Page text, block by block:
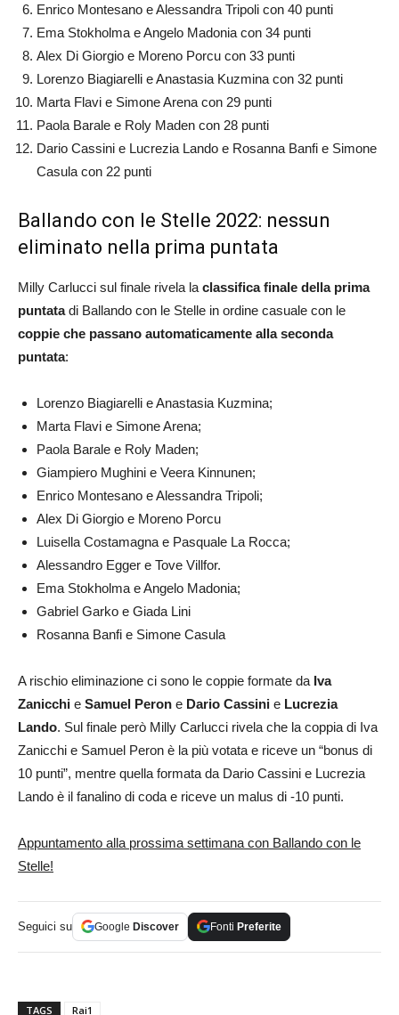
Enrico Montesano e Alessandra Tripoli con 40 punti
Ema Stokholma e Angelo Madonia con 34 punti
Alex Di Giorgio e Moreno Porcu con 33 punti
Lorenzo Biagiarelli e Anastasia Kuzmina con 32 punti
Marta Flavi e Simone Arena con 29 punti
Paola Barale e Roly Maden con 28 punti
Dario Cassini e Lucrezia Lando e Rosanna Banfi e Simone
Casula con 22 punti
Ballando con le Stelle 2022: nessun
eliminato nella prima puntata
Milly Carlucci sul finale rivela la classifica finale della prima
puntatadi Ballando con le Stelle in ordine casuale con le
coppie che passano automaticamente alla seconda
puntata:
Lorenzo Biagiarelli e Anastasia Kuzmina;
Marta Flavi e Simone Arena;
Paola Barale e Roly Maden;
Giampiero Mughini e Veera Kinnunen;
Enrico Montesano e Alessandra Tripoli;
Alex Di Giorgio e Moreno Porcu
Luisella Costamagna e Pasquale La Rocca;
Alessandro Egger e Tove Villfor.
Ema Stokholma e Angelo Madonia;
Gabriel Garko e Giada Lini
Rosanna Banfi e Simone Casula
A rischio eliminazione ci sono le coppie formate da Iva
Zanicchi e Samuel Peron e Dario Cassini e Lucrezia
Lando. Sul finale però Milly Carlucci rivela che la coppia di Iva
Zanicchi e Samuel Peron è la più votata e riceve un “bonus di
10 punti”, mentre quella formata da Dario Cassini e Lucrezia
Lando è il fanalino di coda e riceve un malus di -10 punti.
Appuntamento alla prossima settimana con Ballando con le
Stelle!
Seguici su Google Discover Fonti Preferite
TAGS Rai1